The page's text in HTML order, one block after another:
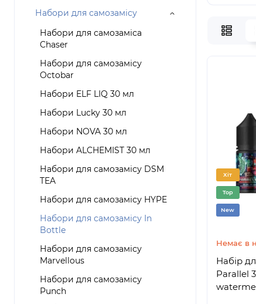
Набори для самозамісу
Набори для самозаміса
Chaser
Набори для самозамісу
Octobar
Набори ELF LIQ 30 мл
Набори Lucky 30 мл
Набори NOVA 30 мл
Набори ALCHEMIST 30 мл
Набори для самозамісу DSM
TEA
Набори для самозамісу HYPE
Набори для самозамісу In
Bottle
Набори для самозамісу
Marvellous
Набори для самозамісу
Punch
Хіт
Top
New
Немає в
Набір
Parallel